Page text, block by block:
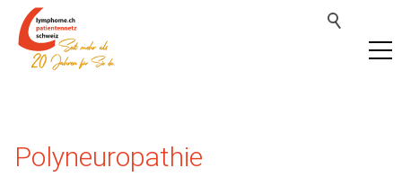
Polyneuropathie